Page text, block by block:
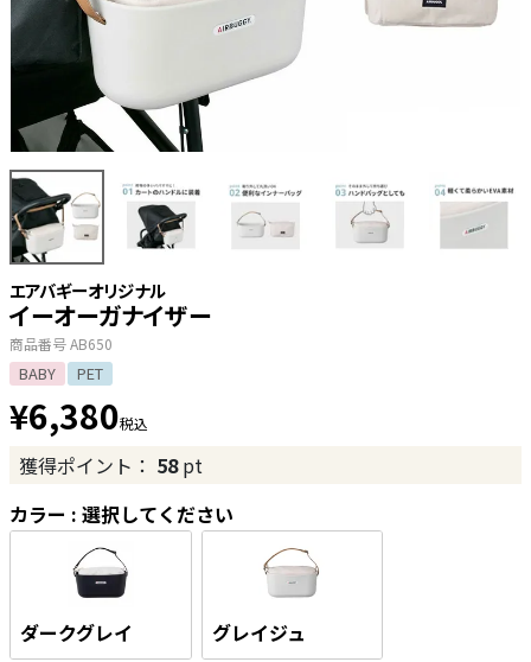
エアバギーオリジナル
イーオーガナイザー
商品番号AB650
BABY PET
¥6,380税込
獲得ポイント： 58 pt
カラー
選択してください
ダークグレイ グレイジュ